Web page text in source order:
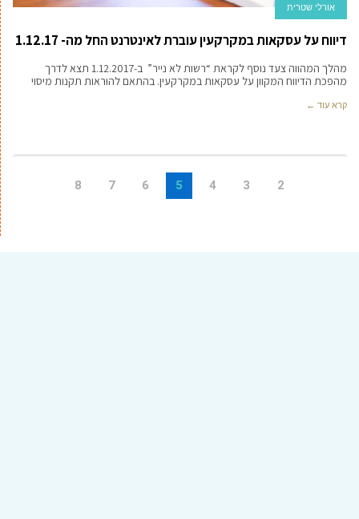
אורלי שטרית
דיווח על עסקאות במקרקעין עוברת לאינטרנט החל מה- 1.12.17
מהלך המהווה צעד נוסף לקראת “רשות לא נייר” ב-1.12.2017 תצא לדרך
מהפכת הדיווח המקוון על עסקאות במקרקעין. בהתאם להוראות תקנות מיסוי
קרא עוד ←
2
3
4
5
6
7
8